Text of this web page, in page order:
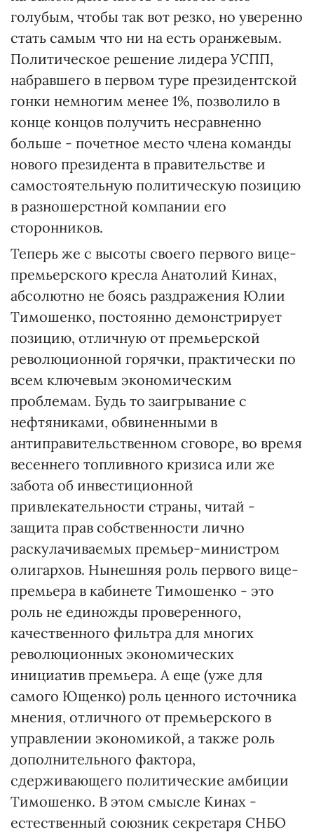
голубым, чтобы так вот резко, но уверенно
стать самым что ни на есть оранжевым.
Политическое решение лидера УСПП,
набравшего в первом туре президентской
гонки немногим менее 1%, позволило в
конце концов получить несравненно
больше - почетное место члена команды
нового президента в правительстве и
самостоятельную политическую позицию
в разношерстной компании его
сторонников.
Теперь же с высоты своего первого вице-
премьерского кресла Анатолий Кинах,
абсолютно не боясь раздражения Юлии
Тимошенко, постоянно демонстрирует
позицию, отличную от премьерской
революционной горячки, практически по
всем ключевым экономическим
проблемам. Будь то заигрывание с
нефтяниками, обвиненными в
антиправительственном сговоре, во время
весеннего топливного кризиса или же
забота об инвестиционной
привлекательности страны, читай -
защита прав собственности лично
раскулачиваемых премьер-министром
олигархов. Нынешняя роль первого вице-
премьера в кабинете Тимошенко - это
роль не единожды проверенного,
качественного фильтра для многих
революционных экономических
инициатив премьера. А еще (уже для
самого Ющенко) роль ценного источника
мнения, отличного от премьерского в
управлении экономикой, а также роль
дополнительного фактора,
сдерживающего политические амбиции
Тимошенко. В этом смысле Кинах -
естественный союзник секретаря СНБО